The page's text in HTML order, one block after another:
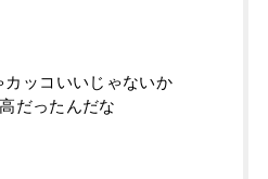
ッコいいじゃないか
だったんだな